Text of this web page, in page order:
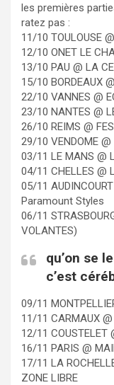
les premières
ratez pas :
11/10 TOULOUSE
12/10 ONET LE
13/10 PAU @ LA
15/10 BORDEAUX
22/10 VANNES @
23/10 NANTES @
26/10 REIMS @
29/10 VENDOME @
03/11 LE MANS @
04/11 CHELLES @
05/11
Paramount Styles
06/11
VOLANTES)
qu’on se
c’est
09/11
11/11 CARMAUX
12/11 COUSTELET
16/11 PARIS @
17/11 LA
ZONE LIBRE